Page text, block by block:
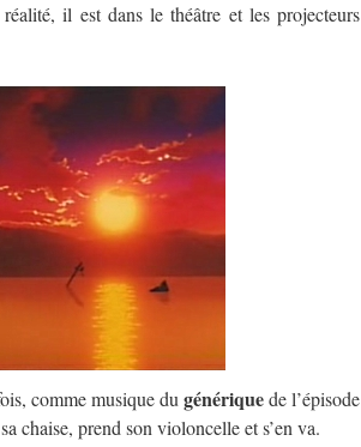
il est dans le théâtre et les projecteurs
comme musique du génériquede l’épisode
chaise, prend son violoncelle et s’en va.